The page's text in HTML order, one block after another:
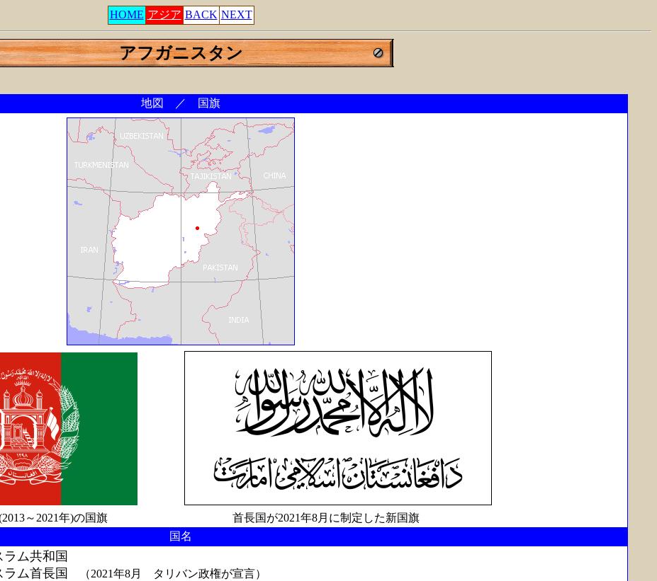
HOME アジア BACK NEXT
アフガニスタン
地図 ／ 国旗
(2013～2021年)の国旗 首長国が2021年8月に制定した新国旗
国名
ム共和国
ム首長国
（2021年8月 タリバン政権が宣言）